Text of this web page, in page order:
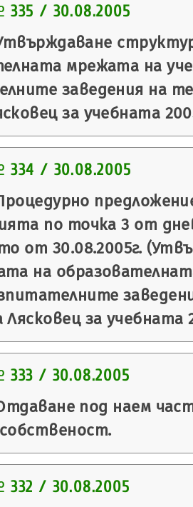
335 / 30.08.2005
мрежата на
заведения на
за учебната
334 / 30.08.2005
по точка 3 от
от 30.08.2005г.
на
за учебната
333 / 30.08.2005
под наем
332 / 30.08.2005